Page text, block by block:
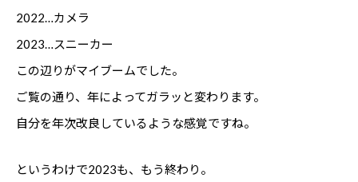
2022…カメラ
2023…スニーカー
この辺りがマイブームでした。
ご覧の通り、年によってガラッと変わります。
自分を年次改良しているような感覚ですね。
というわけで2023も、もう終わり。